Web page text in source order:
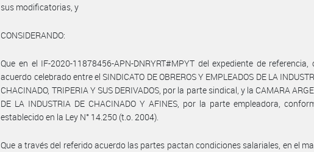
sus modificatorias, y
CONSIDERANDO:
Que en el IF-2020-11878456-APN-DNRYRT#MPYT del expediente de referencia,
acuerdo celebrado entre el SINDICATO DE OBREROS Y EMPLEADOS DE LA
CHACINADO, TRIPERIA Y SUS DERIVADOS, por la parte sindical, y la CAMARA
DE LA INDUSTRIA DE CHACINADO Y AFINES, por la parte empleadora,
establecido en la Ley N° 14.250 (t.o. 2004).
Que a través del referido acuerdo las partes pactan condiciones salariales, en el